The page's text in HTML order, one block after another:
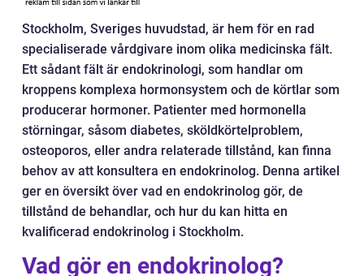
Stockholm, Sveriges huvudstad, är hem för en rad
specialiserade vårdgivare inom olika medicinska fält.
Ett sådant fält är endokrinologi, som handlar om
kroppens komplexa hormonsystem och de körtlar som
producerar hormoner. Patienter med hormonella
störningar, såsom diabetes, sköldkörtelproblem,
osteoporos, eller andra relaterade tillstånd, kan finna
behov av att konsultera en endokrinolog. Denna artikel
ger en översikt över vad en endokrinolog gör, de
tillstånd de behandlar, och hur du kan hitta en
kvalificerad endokrinolog i Stockholm.
Vad gör en endokrinolog?